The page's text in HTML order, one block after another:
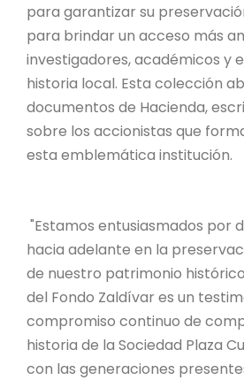
para garantizar su
para brindar un acceso más
investigadores, académicos y
historia local. Esta colección
documentos de Hacienda,
sobre los accionistas que
esta emblemática institución.
"Estamos entusiasmados por
hacia adelante en la
de nuestro patrimonio
del Fondo Zaldívar es un
compromiso continuo de
historia de la Sociedad Plaza
con las generaciones